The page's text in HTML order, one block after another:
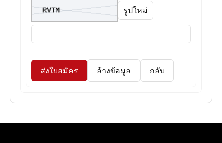
รูปใหม่
ส่งใบสมัคร ล้างข้อมูล กลับ